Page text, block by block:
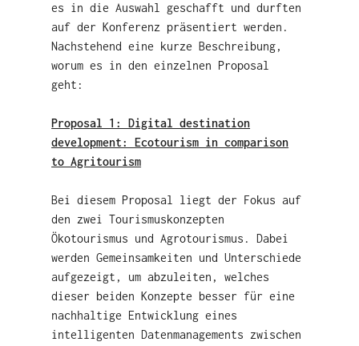
es in die Auswahl geschafft und durften
auf der Konferenz präsentiert werden.
Nachstehend eine kurze Beschreibung,
worum es in den einzelnen Proposal
geht:
Proposal 1: Digital destination
development: Ecotourism in comparison
to Agritourism
Bei diesem Proposal liegt der Fokus auf
den zwei Tourismuskonzepten
Ökotourismus und Agrotourismus. Dabei
werden Gemeinsamkeiten und Unterschiede
aufgezeigt, um abzuleiten, welches
dieser beiden Konzepte besser für eine
nachhaltige Entwicklung eines
intelligenten Datenmanagements zwischen